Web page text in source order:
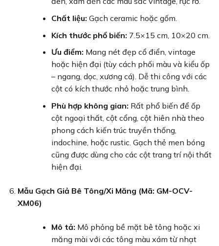
Chất liệu: Gạch ceramic hoặc gốm.
Kích thước phổ biến: 7.5×15 cm, 10×20 cm.
Ưu điểm: Mang nét đẹp cổ điển, vintage
hoặc hiện đại (tùy cách phối màu và kiểu ốp
– ngang, dọc, xương cá). Dễ thi công với các
cột có kích thước nhỏ hoặc trung bình.
Phù hợp không gian: Rất phổ biến để ốp
cột ngoại thất, cột cổng, cột hiên nhà theo
phong cách kiến trúc truyền thống,
indochine, hoặc rustic. Gạch thẻ men bóng
cũng được dùng cho các cột trang trí nội thất
hiện đại.
Mẫu Gạch Giả Bê Tông/Xi Măng (Mã: GM-OCV-
XM06)
Mô tả: Mô phỏng bề mặt bê tông hoặc xi
măng mài với các tông màu xám từ nhạt